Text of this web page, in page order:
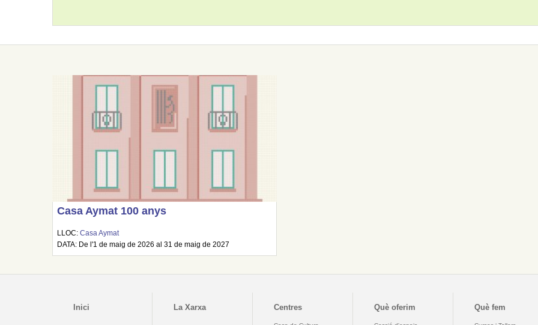
Casa Aymat 100 anys
LLOC:Casa Aymat
DATA: De l'1 de maig de 2026 al 31 de maig de 2027
Inici La Xarxa Centres Què oferim Què fem